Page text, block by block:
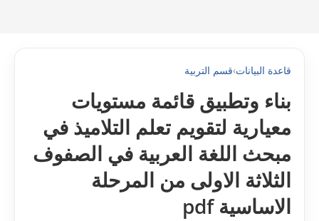
قاعدة البيانات›قسم التربية
بناء وتطبيق قائمة مستويات
معيارية لتقويم تعلم التلاميذ في
مبحث اللغة العربية في الصفوف
الثلاثة الاولى من المرحلة
الاساسية pdf